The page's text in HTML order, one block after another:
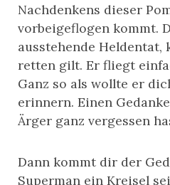
Nachdenkens dieser
vorbeigeflogen kommt.
ausstehende Heldentat,
retten gilt. Er fliegt
Ganz so als wollte er
erinnern. Einen
Ärger ganz vergessen
Dann kommt dir der
Superman ein Kreisel